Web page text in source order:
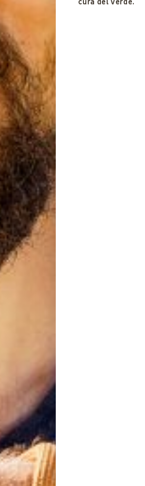
cura del verde.